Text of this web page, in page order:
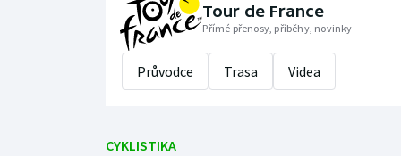
Hokej
Tenis
Atletika
Cyklistika
Baseball a softbal
Basketbal
Tour de France
Přímé přenosy, příběhy, novinky
Průvodce Trasa Videa
CYKLISTIKA